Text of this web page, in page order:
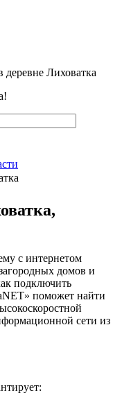
деревне Лиховатка
с интернетом
домов и
подключить
поможет найти
сети из